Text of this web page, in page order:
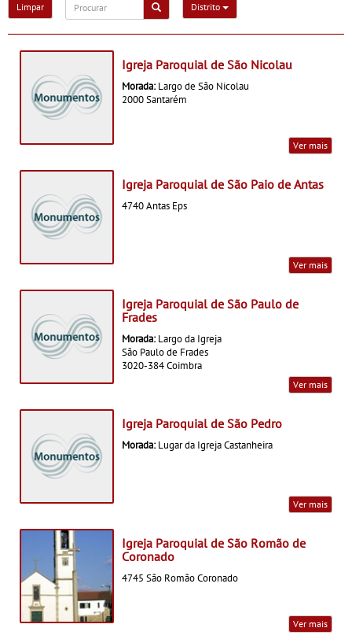
Limpar Distrito
Igreja Paroquial de São Nicolau
Morada: Largo de São Nicolau
2000 Santarém
Ver mais
Igreja Paroquial de São Paio de Antas
4740 Antas Eps
Ver mais
Igreja Paroquial de São Paulo de
Frades
Morada: Largo da Igreja
São Paulo de Frades
3020-384 Coimbra
Ver mais
Igreja Paroquial de São Pedro
Morada: Lugar da Igreja Castanheira
Ver mais
Igreja Paroquial de São Romão de
Coronado
4745 São Romão Coronado
Ver mais